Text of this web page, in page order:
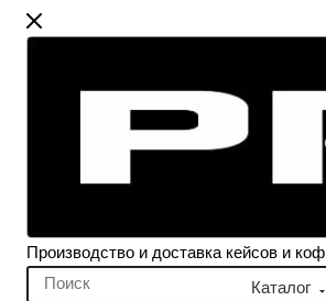
Производство и доставка кейсов и
Каталог